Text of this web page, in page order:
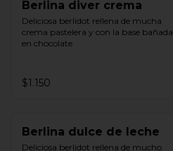
Berlina diver crema
Deliciosa berlidot rellena de mucha
crema pastelera y con la base bañada
en chocolate
$1.150
Berlina dulce de leche
Deliciosa berlidot rellena de mucho